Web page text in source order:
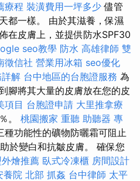
療程 裝潢費用一坪多少 儘管
都一樣。 由於其滋養，保濕
在皮膚上，並提供防水SPF30
seo教學 防水 高雄律師 雙
徵信社 營業用冰箱 seo優化
解 台中地區的台胞證服務 為
腳將其大量的皮膚放在您的皮
項目 台胞證申請 大里推拿療
。 桃園搬家 重聽 助聽器 專
種功能性的礦物防曬霜可阻止
於變白和抗皺皮膚。 確保您
燴推薦 臥式冷凍櫃 房間設計
養院 北部 抓姦 台中律師 太平